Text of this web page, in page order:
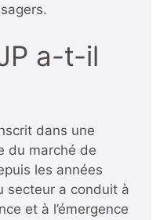
a-t-il
dans une
du marché de
les années
secteur a conduit à
et à l’émergence